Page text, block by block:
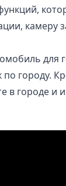
камеру
для
городу.
городе и